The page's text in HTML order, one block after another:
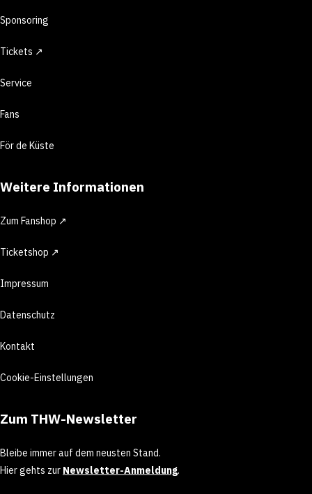
Sponsoring
Tickets ↗
Service
Fans
För de Küste
Weitere Informationen
Zum Fanshop ↗
Ticketshop ↗
Impressum
Datenschutz
Kontakt
Cookie-Einstellungen
Zum THW-Newsletter
Bleibe immer auf dem neusten Stand.
Hier gehts zur Newsletter-Anmeldung.